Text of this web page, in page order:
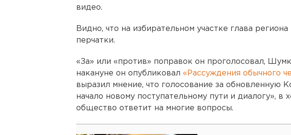
видео.
Видно, что на избирательном участке глава
перчатки.
«За» или «против» поправок он проголосовал,
накануне он опубликовал «Рассуждения обычного
выразил мнение, что голосование за обновленную
начало новому поступательному пути и диалогу», в
общество ответит на многие вопросы.